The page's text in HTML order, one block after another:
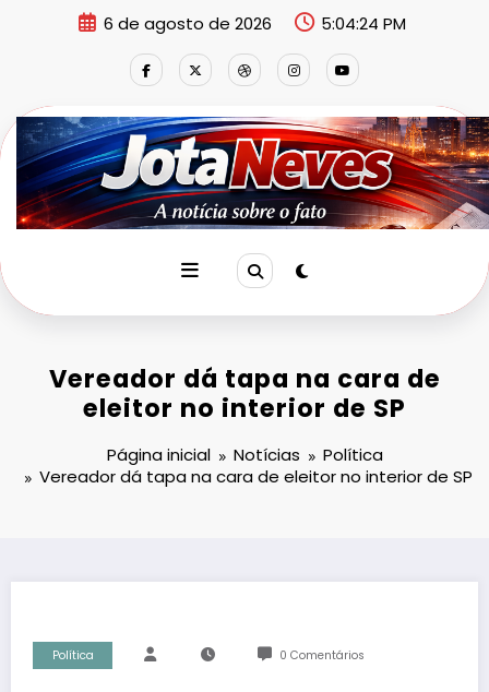
6 de agosto de 2026 5:04:24 PM
Vereador dá tapa na cara de
eleitor no interior de SP
Página inicial Notícias
Política
Vereador dá tapa na cara de eleitor no interior de SP
Política 0 Comentários